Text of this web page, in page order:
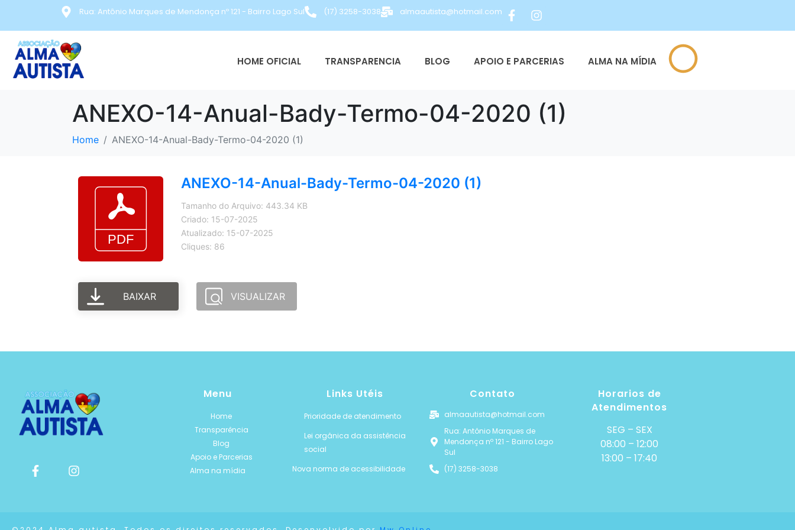
Rua: Antônio Marques de Mendonça nº 121 - Bairro Lago Sul (17) 3258-3038 almaautista@hotmail.com
HOME OFICIAL TRANSPARENCIA BLOG APOIO E PARCERIAS ALMA NA MÍDIA
ANEXO-14-Anual-Bady-Termo-04-2020 (1)
Home ANEXO-14-Anual-Bady-Termo-04-2020 (1)
ANEXO-14-Anual-Bady-Termo-04-2020 (1)
Tamanho do Arquivo: 443.34 KB
Criado: 15-07-2025
Atualizado: 15-07-2025
Cliques: 86
BAIXAR VISUALIZAR
Menu
Home
Transparência
Blog
Apoio e Parcerias
Alma na mídia
Links Utéis
Prioridade de atendimento
Lei orgânica da assistência
social
Nova norma de acessibilidade
Contato
almaautista@hotmail.com
Rua: Antônio Marques de
Mendonça nº 121 - Bairro Lago
Sul
(17) 3258-3038
Horarios de
Atendimentos
SEG – SEX
08:00 – 12:00
13:00 – 17:40